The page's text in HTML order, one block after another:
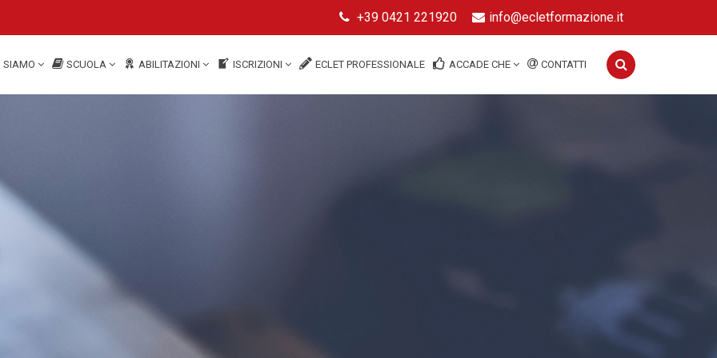
+39 0421 221920 info@ecletformazione.it
SIAMO SCUOLA ABILITAZIONI ISCRIZIONI ECLET PROFESSIONALE ACCADE CHE CONTATTI